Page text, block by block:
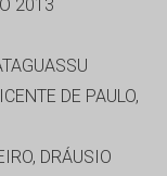
2013
DE PAULO,
DRÁUSIO